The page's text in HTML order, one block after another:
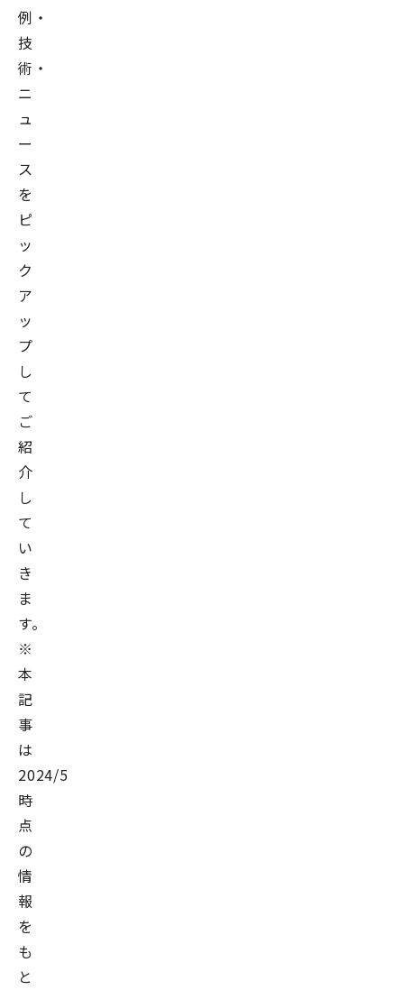
例・
技
術・
ニ
ュ
ー
ス
を
ピ
ッ
ク
ア
ッ
プ
し
て
ご
紹
介
し
て
い
き
ま
す。
※
本
記
事
は
2024/5/23
時
点
の
情
報
を
も
と